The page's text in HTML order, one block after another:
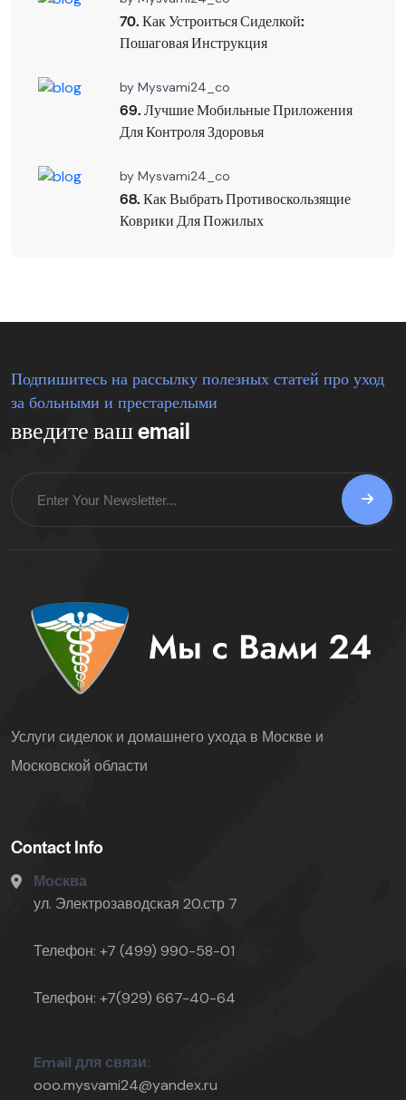
70. Как Устроиться Сиделкой:
Пошаговая Инструкция
by Mysvami24_co
69. Лучшие Мобильные Приложения
Для Контроля Здоровья
by Mysvami24_co
68. Как Выбрать Противоскользящие
Коврики Для Пожилых
Подпишитесь на рассылку полезных статей про уход
за больными и престарелыми
введите ваш email
Услуги сиделок и домашнего ухода в Москве и
Московской области
Contact Info
Москва
ул. Электрозаводская 20.стр 7
Телефон: +7 (499) 990-58-01
Телефон: +7(929) 667-40-64
Email для связи:
ooo.mysvami24@yandex.ru